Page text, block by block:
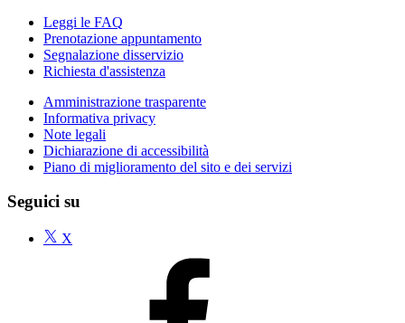
Leggi le FAQ
Prenotazione appuntamento
Segnalazione disservizio
Richiesta d'assistenza
Amministrazione trasparente
Informativa privacy
Note legali
Dichiarazione di accessibilità
Piano di miglioramento del sito e dei servizi
Seguici su
X